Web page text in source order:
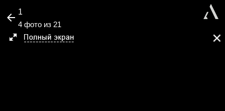
1
4 фото из 21